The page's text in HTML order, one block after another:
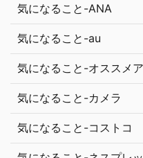
気になること-ANA
気になること-au
気になること-オススメ
気になること-カメラ
気になること-コストコ